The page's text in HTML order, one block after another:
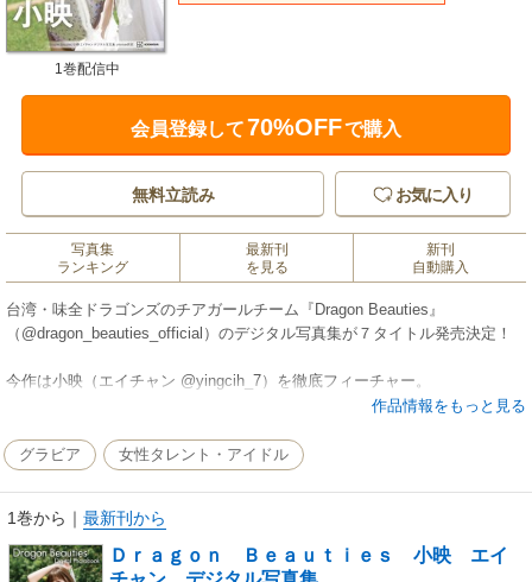
1巻配信中
会員登録して70%OFFで購入
無料立読み お気に入り
写真集
ランキング
最新刊
を見る
新刊
自動購入
台湾・味全ドラゴンズのチアガールチーム『Dragon Beauties』
（@dragon_beauties_official）のデジタル写真集が７タイトル発売決定！
今作は小映（エイチャン @yingcih_7）を徹底フィーチャー。
た大満足の一作です。
※グループ集合カットは他タイトルと重複します。
作品情報をもっと見る
グラビア 女性タレント・アイドル
1巻から ｜ 最新刊から
Ｄｒａｇｏｎ Ｂｅａｕｔｉｅｓ 小映 エイ